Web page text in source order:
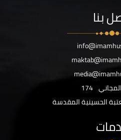
بنا
174
الحسينية المقدسة